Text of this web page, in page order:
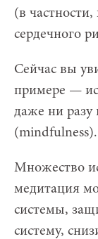
(в
сердечного
Сейчас вы
примере —
даже ни разу
(mindfulness).
Множество
медитация
системы,
систему,